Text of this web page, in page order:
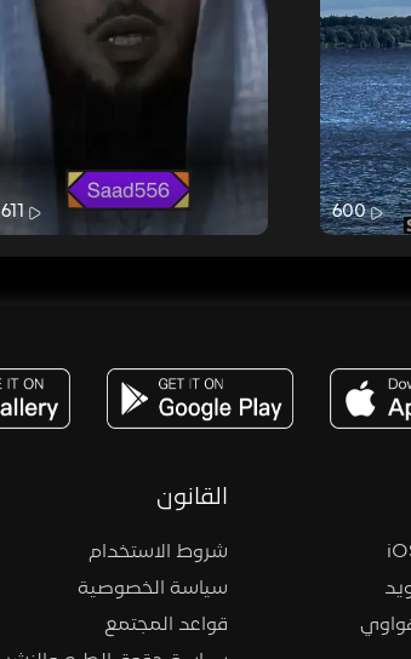
600
611
القانون
شروط الاستخدام
سياسة الخصوصية
قواعد المجتمع